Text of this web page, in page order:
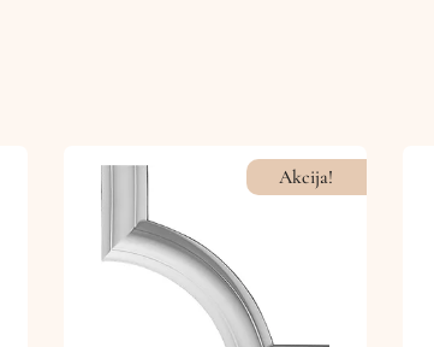
Akcija!